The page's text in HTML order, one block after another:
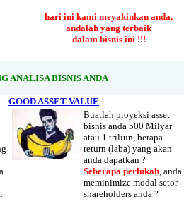
hari ini kami meyakinkan anda,
andalah yang terbaik
dalam bisnis ini !!!
ANALISA BISNIS ANDA
GOOD ASSET VALUE
Buatlah proyeksi asset
bisnis anda 500 Milyar
atau 1 triliun, berapa
return (laba) yang akan
anda dapatkan ?
Seberapa perlukah, anda
meminimize modal setor
shareholders anda ?